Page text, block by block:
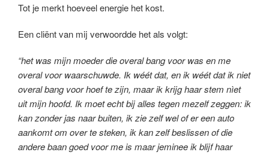
Tot je merkt hoeveel energie het kost.
Een cliënt van mij verwoordde het als volgt:
“het was mijn moeder die overal bang voor was en me
overal voor waarschuwde. Ik wéét dat, en ik wéét dat ik niet
overal bang voor hoef te zijn, maar ik krijg haar stem nìet
uit mijn hoofd. Ik moet echt bij alles tegen mezelf zeggen: ik
kan zonder jas naar buiten, ik zie zelf wel of er een auto
aankomt om over te steken, ik kan zelf beslissen of die
andere baan goed voor me is maar jeminee ik blijf haar